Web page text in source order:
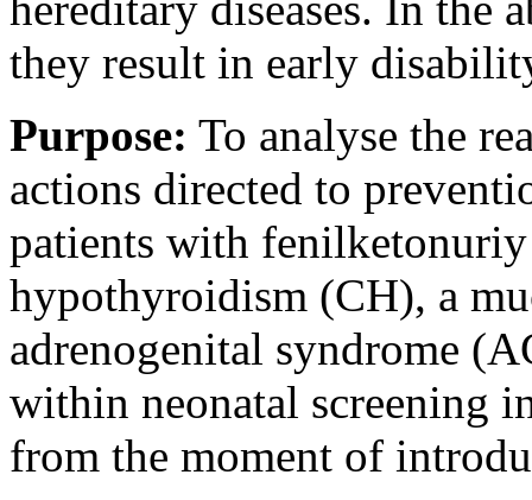
they result in early
Purpose: To analyse the
actions directed to
patients with
hypothyroidism (CH), a
adrenogenital syndrome
within neonatal screening
from the moment of